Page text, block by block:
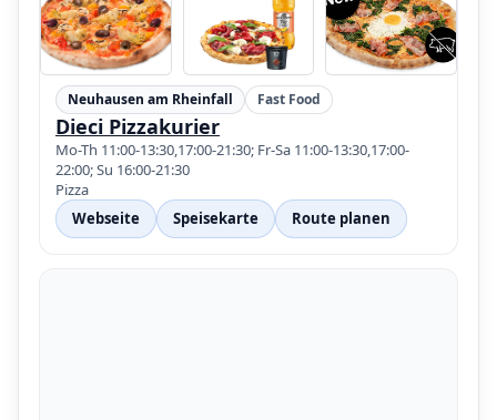
Neuhausen am Rheinfall Fast Food
Dieci Pizzakurier
Mo-Th 11:00-13:30,17:00-21:30; Fr-Sa 11:00-13:30,17:00-
22:00; Su 16:00-21:30
Pizza
Webseite
Speisekarte Route planen